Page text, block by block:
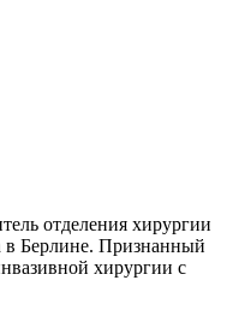
отделения хирургии
в Берлине. Признанный
хирургии с